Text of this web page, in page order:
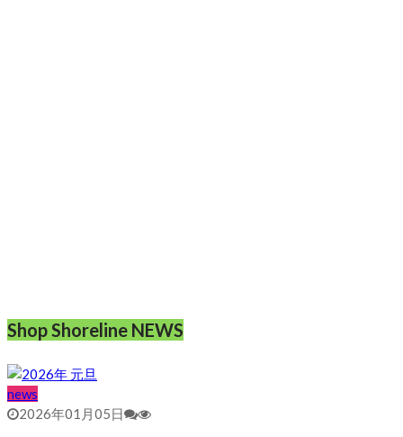
Shop Shoreline NEWS
news
2026年01月05日